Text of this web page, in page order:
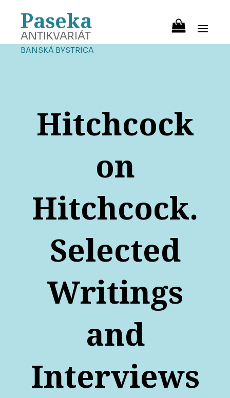
Paseka
ANTIKVARIÁT
BANSKÁ BYSTRICA
Hitchcock
on
Hitchcock.
Selected
Writings
and
Interviews